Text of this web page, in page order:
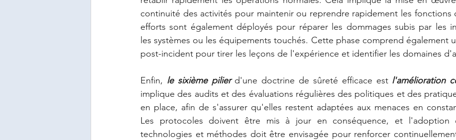
continuité des activités pour maintenir ou reprendre rapidement les fonctions
efforts sont également déployés pour réparer les dommages subis par les
les systèmes ou les équipements touchés. Cette phase comprend également
post-incident pour tirer les leçons de l'expérience et identifier les domaines
Enfin, le sixième pilier d'une doctrine de sûreté efficace est l'amélioration
implique des audits et des évaluations régulières des politiques et des
en place, afin de s'assurer qu'elles restent adaptées aux menaces en
Les protocoles doivent être mis à jour en conséquence, et l'adoption
technologies et méthodes doit être envisagée pour renforcer